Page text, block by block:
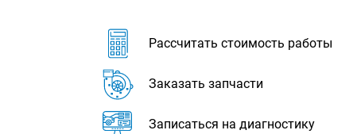
Рассчитать стоимость работы
Заказать запчасти
Записаться на диагностику